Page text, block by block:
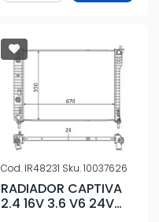
Cod. IR48231 Sku.10037626
RADIADOR CAPTIVA
2.4 16V 3.6 V6 24V